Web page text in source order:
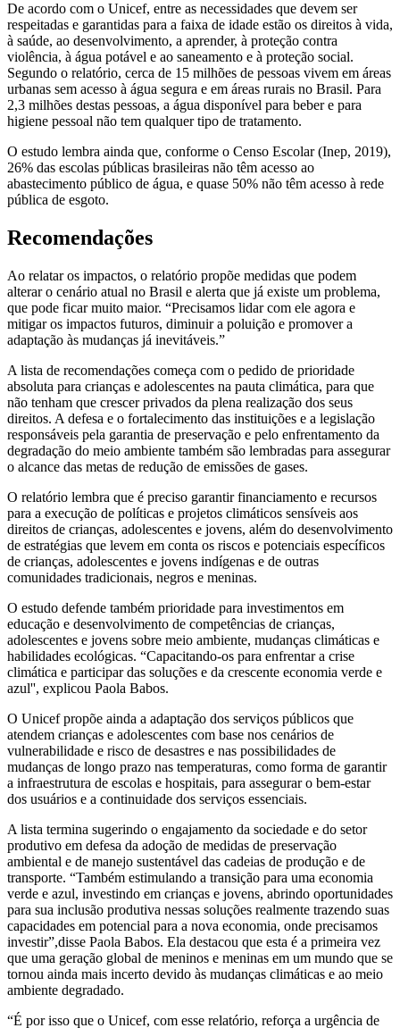
De acordo com o Unicef, entre as necessidades que devem ser
respeitadas e garantidas para a faixa de idade estão os direitos à vida,
à saúde, ao desenvolvimento, a aprender, à proteção contra
violência, à água potável e ao saneamento e à proteção social.
Segundo o relatório, cerca de 15 milhões de pessoas vivem em áreas
urbanas sem acesso à água segura e em áreas rurais no Brasil. Para
2,3 milhões destas pessoas, a água disponível para beber e para
higiene pessoal não tem qualquer tipo de tratamento.
O estudo lembra ainda que, conforme o Censo Escolar (Inep, 2019),
26% das escolas públicas brasileiras não têm acesso ao
abastecimento público de água, e quase 50% não têm acesso à rede
pública de esgoto.
Recomendações
Ao relatar os impactos, o relatório propõe medidas que podem
alterar o cenário atual no Brasil e alerta que já existe um problema,
que pode ficar muito maior. “Precisamos lidar com ele agora e
mitigar os impactos futuros, diminuir a poluição e promover a
adaptação às mudanças já inevitáveis.”
A lista de recomendações começa com o pedido de prioridade
absoluta para crianças e adolescentes na pauta climática, para que
não tenham que crescer privados da plena realização dos seus
direitos. A defesa e o fortalecimento das instituições e a legislação
responsáveis pela garantia de preservação e pelo enfrentamento da
degradação do meio ambiente também são lembradas para assegurar
o alcance das metas de redução de emissões de gases.
O relatório lembra que é preciso garantir financiamento e recursos
para a execução de políticas e projetos climáticos sensíveis aos
direitos de crianças, adolescentes e jovens, além do desenvolvimento
de estratégias que levem em conta os riscos e potenciais específicos
de crianças, adolescentes e jovens indígenas e de outras
comunidades tradicionais, negros e meninas.
O estudo defende também prioridade para investimentos em
educação e desenvolvimento de competências de crianças,
adolescentes e jovens sobre meio ambiente, mudanças climáticas e
habilidades ecológicas. “Capacitando-os para enfrentar a crise
climática e participar das soluções e da crescente economia verde e
azul'', explicou Paola Babos.
O Unicef propõe ainda a adaptação dos serviços públicos que
atendem crianças e adolescentes com base nos cenários de
vulnerabilidade e risco de desastres e nas possibilidades de
mudanças de longo prazo nas temperaturas, como forma de garantir
a infraestrutura de escolas e hospitais, para assegurar o bem-estar
dos usuários e a continuidade dos serviços essenciais.
A lista termina sugerindo o engajamento da sociedade e do setor
produtivo em defesa da adoção de medidas de preservação
ambiental e de manejo sustentável das cadeias de produção e de
transporte. “Também estimulando a transição para uma economia
verde e azul, investindo em crianças e jovens, abrindo oportunidades
para sua inclusão produtiva nessas soluções realmente trazendo suas
capacidades em potencial para a nova economia, onde precisamos
investir”,disse Paola Babos. Ela destacou que esta é a primeira vez
que uma geração global de meninos e meninas em um mundo que se
tornou ainda mais incerto devido às mudanças climáticas e ao meio
ambiente degradado.
“É por isso que o Unicef, com esse relatório, reforça a urgência de